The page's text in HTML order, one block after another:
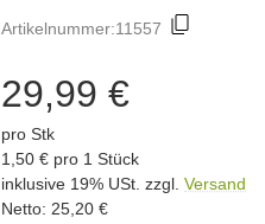
Artikelnummer:11557
29,99 €
pro Stk
1,50 € pro 1 Stück
inklusive 19% USt. zzgl. Versand
Netto: 25,20 €